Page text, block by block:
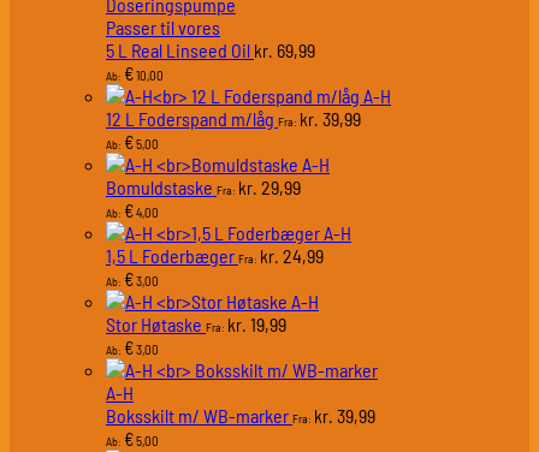
Doseringspumpe
Passer til vores
5 L Real Linseed Oil kr. 69,99
Ab: €10,00
A-H
12 L Foderspand m/låg Fra: kr. 39,99
Ab: €5,00
A-H
Bomuldstaske Fra: kr. 29,99
Ab: €4,00
A-H
1,5 L Foderbæger Fra: kr. 24,99
Ab: €3,00
A-H
Stor Høtaske Fra: kr. 19,99
Ab: €3,00
A-H
Boksskilt m/ WB-marker Fra: kr. 39,99
Ab: €5,00